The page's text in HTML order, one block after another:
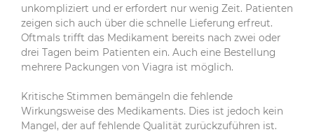
unkompliziert und er erfordert nur wenig Zeit. Patienten
zeigen sich auch über die schnelle Lieferung erfreut.
Oftmals trifft das Medikament bereits nach zwei oder
drei Tagen beim Patienten ein. Auch eine Bestellung
mehrere Packungen von Viagra ist möglich.
Kritische Stimmen bemängeln die fehlende
Wirkungsweise des Medikaments. Dies ist jedoch kein
Mangel, der auf fehlende Qualität zurückzuführen ist.